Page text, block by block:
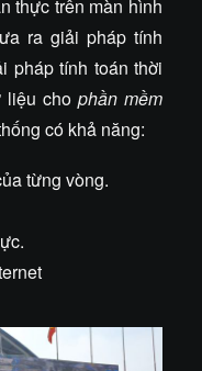
thực trên màn hình
ra giải pháp tính
pháp tính toán thời
liệu cho phần mềm
có khả năng:
từng vòng.